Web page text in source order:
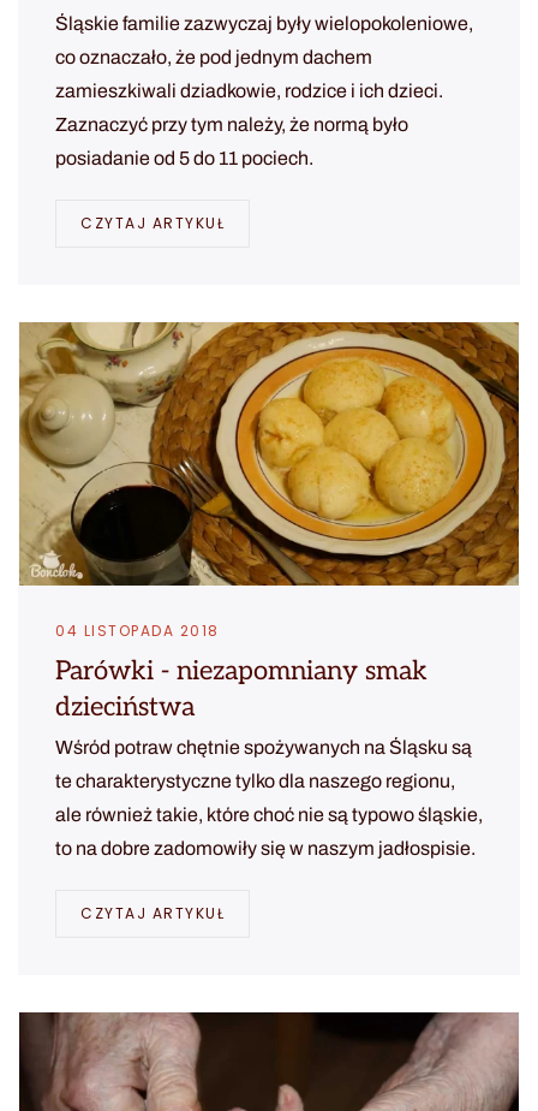
Śląskie familie zazwyczaj były wielopokoleniowe,
co oznaczało, że pod jednym dachem
zamieszkiwali dziadkowie, rodzice i ich dzieci.
Zaznaczyć przy tym należy, że normą było
posiadanie od 5 do 11 pociech.
CZYTAJ ARTYKUŁ
04 LISTOPADA 2018
Parówki - niezapomniany smak
dzieciństwa
Wśród potraw chętnie spożywanych na Śląsku są
te charakterystyczne tylko dla naszego regionu,
ale również takie, które choć nie są typowo śląskie,
to na dobre zadomowiły się w naszym jadłospisie.
CZYTAJ ARTYKUŁ